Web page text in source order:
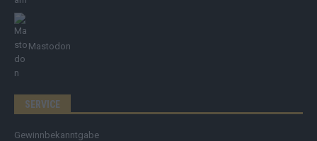
Mastodon
SERVICE
Gewinnbekanntgabe